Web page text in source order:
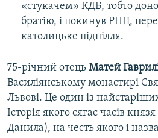
«стукачем» КДБ, тобто
братію, і покинув РПЦ,
католицьке підпілля.
75-річний отець Матей
Василіянському монастирі
Львові. Це один із
Історія якого сягає часів
Данила), на честь якого і